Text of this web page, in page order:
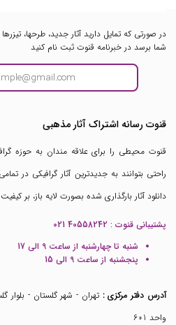
در صورتی که تمایل دارید آثار جدید، طرحها،
شما برسد در خبرنامه قنوت ثبت نام کنید
قنوت رسانه اشتراک آثار مذهبی
قنوت محیطی را برای علاقه مندان به حوزه
راحتی بتوانند به جدیدترین آثار گرافیکی در
دانلود آثار بارگذاری شده بصورت لایه باز، بر
پشتیبانی قنوت : 021 40558242
شنبه تا چهارشنبه از ساعت 9 الی 17
پنجشنبه از ساعت 9 الی 15
آدرس دفتر مرکزی :
واحد 601